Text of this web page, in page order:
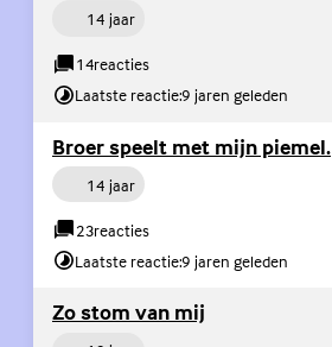
Persoon14 jaar
14reacties
Laatste reactie:9 jaren geleden
Broer speelt met mijn piemel.
Persoon14 jaar
23reacties
Laatste reactie:9 jaren geleden
Zo stom van mij